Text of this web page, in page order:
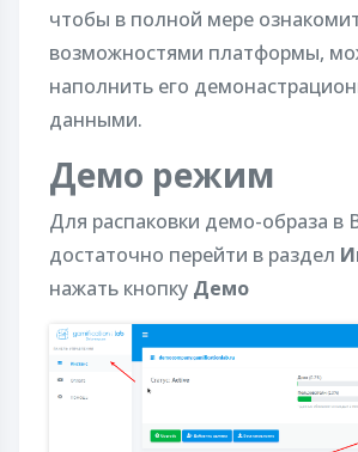
чтобы в полной мере
возможностями платформы,
наполнить его
данными.
Демо режим
Для распаковки демо-образа в
достаточно перейти в раздел
нажать кнопку Демо